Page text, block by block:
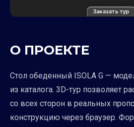
Заказать тур
О ПРОЕКТЕ
Стол обеденный ISOLA G —
из каталога. 3D-тур позволяет
со всех сторон в реальных
конструкцию через браузер.